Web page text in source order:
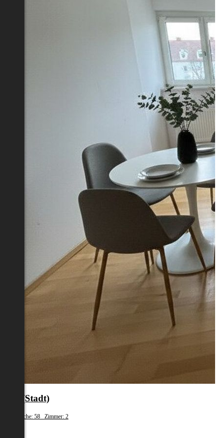
Linz(Stadt)
Wohnfläche: 58 Zimmer: 2